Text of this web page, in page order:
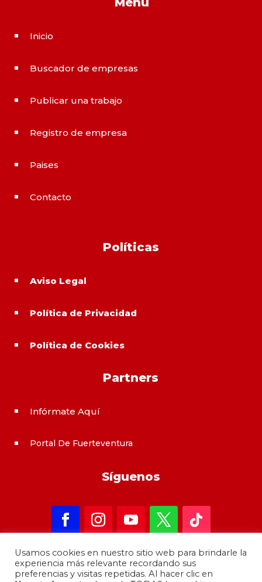
^ Inicio
^ Buscador de empresas
^ Publicar una trabajo
^ Registro de empresa
^ Paises
^ Contacto
Políticas
^ Aviso Legal
^ Política de Privacidad
^ Política de Cookies
Partners
^ Infórmate Aquí
^ Portal De Fuerteventura
Síguenos
Usamos cookies en nuestro sitio web para brindarle la
experiencia más relevante recordando sus
preferencias y visitas repetidas. Al hacer clic en